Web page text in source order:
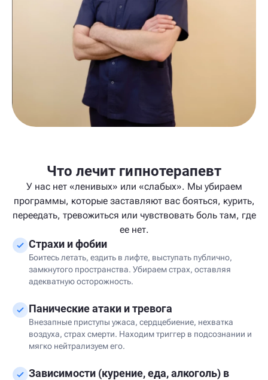
Что лечит гипнотерапевт
У нас нет «ленивых» или «слабых». Мы убираем
программы, которые заставляют вас бояться, курить,
переедать, тревожиться или чувствовать боль там, где
ее нет.
Страхи и фобии
Боитесь летать, ездить в лифте, выступать публично,
замкнутого пространства. Убираем страх, оставляя
адекватную осторожность.
Панические атаки и тревога
Внезапные приступы ужаса, сердцебиение, нехватка
воздуха, страх смерти. Находим триггер в подсознании и
мягко нейтрализуем его.
Зависимости (курение, еда, алкоголь) в